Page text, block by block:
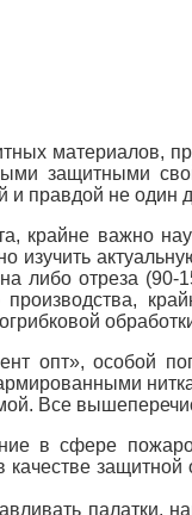
материалов,
защитными
правдой не один
важно
либо отреза
опт», особой
Все
в сфере